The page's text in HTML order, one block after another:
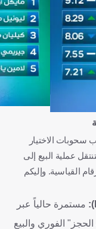
سحوبات الاختيار
عملية البيع إلى
القياسية. وإليكم
مستمرة حالياً عبر
الفوري والبيع